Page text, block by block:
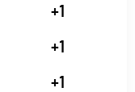
+1
+1
+1